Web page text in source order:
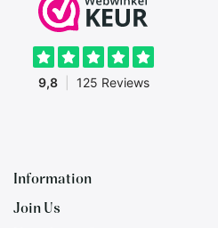
Information
F.A.Q.
Join Us